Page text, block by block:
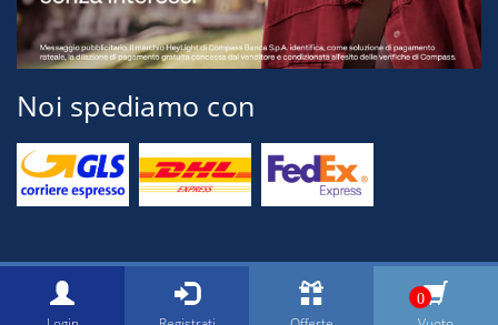
Noi spediamo con
© 2026 Tognini Pesca Via Montegrappa, 71 54037 Marina di Massa
[MS] ITALY P.Iva 00517150454 Email: info@cacciaepescatognini.it
0